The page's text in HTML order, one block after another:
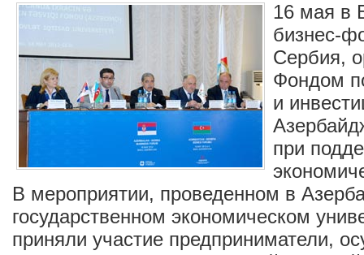
16 мая в
бизнес-
Сербия,
Фондом
и
при
В мероприятии, проведенном в
государственном экономическом
приняли участие предприниматели,